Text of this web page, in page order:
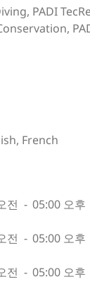
PADI
French
전 - 05:00 오후
전 - 05:00 오후
전 - 05:00 오후